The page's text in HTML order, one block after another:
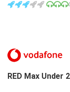
RED Max Under